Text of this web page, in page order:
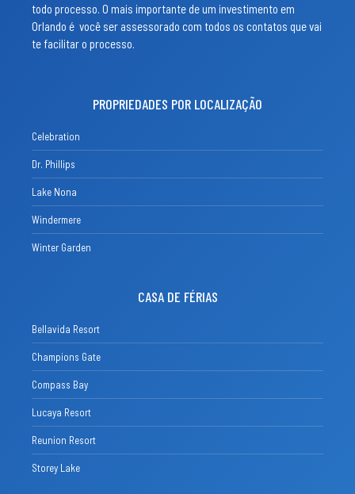
todo processo. O mais importante de um investimento em
Orlando é você ser assessorado com todos os contatos que vai
te facilitar o processo.
PROPRIEDADES POR LOCALIZAÇÃO
Celebration
Dr. Phillips
Lake Nona
Windermere
Winter Garden
CASA DE FÉRIAS
Bellavida Resort
Champions Gate
Compass Bay
Lucaya Resort
Reunion Resort
Storey Lake